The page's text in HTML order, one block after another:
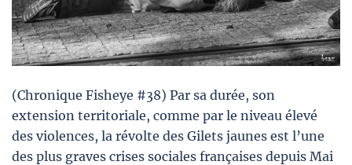
(Chronique Fisheye #38) Par sa durée, son
extension territoriale, comme par le niveau élevé
des violences, la révolte des Gilets jaunes est l’une
des plus graves crises sociales françaises depuis Mai